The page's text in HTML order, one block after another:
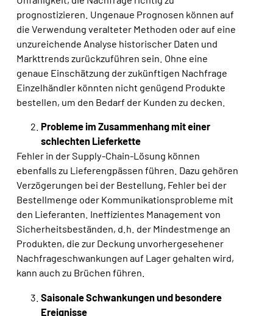
prognostizieren. Ungenaue Prognosen können auf
die Verwendung veralteter Methoden oder auf eine
unzureichende Analyse historischer Daten und
Markttrends zurückzuführen sein. Ohne eine
genaue Einschätzung der zukünftigen Nachfrage
Einzelhändler könnten nicht genügend Produkte
bestellen, um den Bedarf der Kunden zu decken
Probleme im Zusammenhang mit einer
schlechten Lieferkette
Fehler in derSupply-Chain-Lösung können
ebenfalls zu Lieferengpässen führen. Dazu gehören
Verzögerungen bei der Bestellung, Fehler bei der
Bestellmenge oder Kommunikationsprobleme mit
den Lieferanten. Ineffizientes Management von
Sicherheitsbeständen, d.h. der Mindestmenge an
Produkten, die zur Deckung unvorhergesehener
Nachfrageschwankungen auf Lager gehalten wird,
kann auch zu Brüchen führen.
Saisonale Schwankungen und besondere
Ereignisse